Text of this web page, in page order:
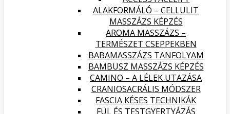
ALAKFORMÁLÓ – CELLULIT
MASSZÁZS KÉPZÉS
AROMA MASSZÁZS –
TERMÉSZET CSEPPEKBEN
BABAMASSZÁZS TANFOLYAM
BAMBUSZ MASSZÁZS KÉPZÉS
CAMINO – A LÉLEK UTAZÁSA
CRANIOSACRÁLIS MÓDSZER
FASCIA KÉSES TECHNIKÁK
FÜL ÉS TESTGYERTYÁZÁS